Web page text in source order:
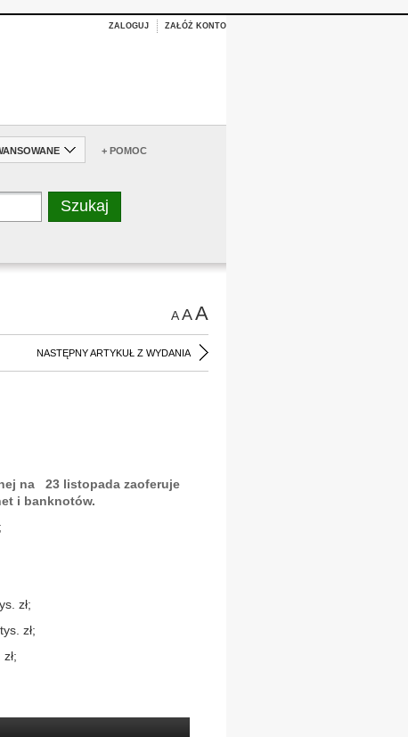
ZALOGUJ ZAŁÓŻ KONTO
+ POMOC
AAA
NASTĘPNY ARTYKUŁ Z WYDANIA
na 23 listopada zaoferuje
i banknotów.
zł;
zł;